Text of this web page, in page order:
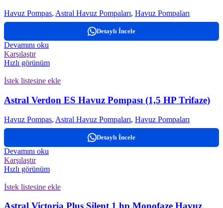
Havuz Pompas, Astral Havuz Pompaları, Havuz Pompaları
Detaylı İncele
Devamını oku
Karşılaştır
Hızlı görünüm
İstek listesine ekle
Astral Verdon ES Havuz Pompası (1,5 HP Trifaze)
Havuz Pompas, Astral Havuz Pompaları, Havuz Pompaları
Detaylı İncele
Devamını oku
Karşılaştır
Hızlı görünüm
İstek listesine ekle
Astral Victoria Plus Silent 1 hp Monofaze Havuz